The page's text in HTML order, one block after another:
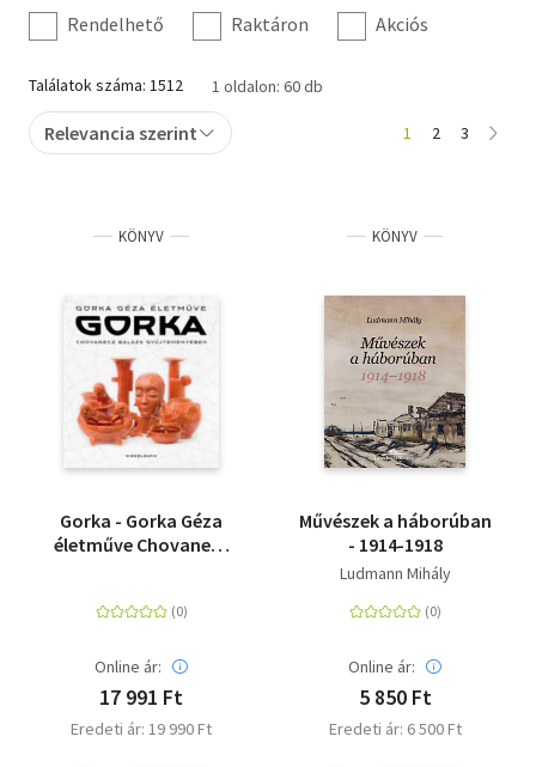
Irodalom
Kotta
Minikönyv
Szótár, nyelvkönyv
Tankönyv, segédkönyv
Társadalomtudomány
Természettudomány
Történelem
szűrés
Rendelhető
Raktáron Akciós
Találatok száma: 1512 1 oldalon: 60 db
Relevancia szerint 1 2 3
KÖNYV
Gorka - Gorka Géza
életműve Chovanecz
Online ár:
17 991 Ft
Eredeti ár: 19 990 Ft
KÖNYV
Művészek a háborúban
- 1914-1918
Ludmann Mihály
Online ár:
5 850 Ft
Eredeti ár: 6 500 Ft